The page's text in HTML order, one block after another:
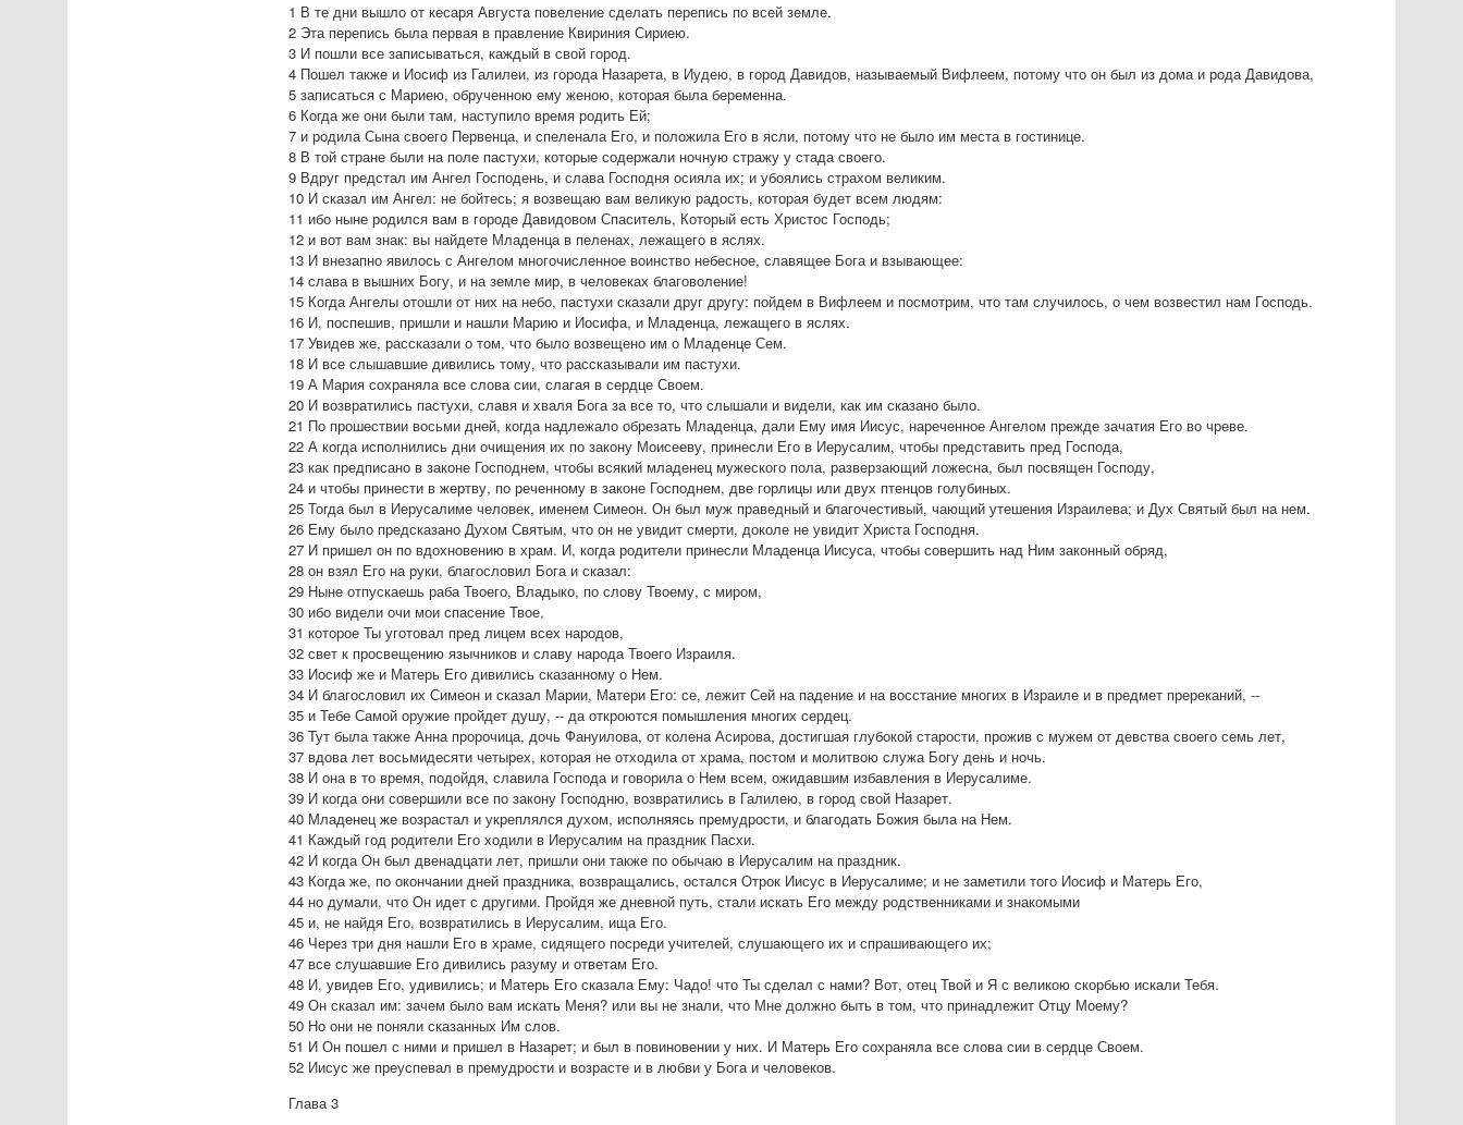
1 В те дни вышло от кесаря Августа повеление сделать перепись по всей земле.
2 Эта перепись была первая в правление Квириния Сириею.
3 И пошли все записываться, каждый в свой город.
4 Пошел также и Иосиф из Галилеи, из города Назарета, в Иудею, в город Давидов, называемый Вифлеем, потому что он был из дома и рода Давидова,
5 записаться с Мариею, обрученною ему женою, которая была беременна.
6 Когда же они были там, наступило время родить Ей;
7 и родила Сына своего Первенца, и спеленала Его, и положила Его в ясли, потому что не было им места в гостинице.
8 В той стране были на поле пастухи, которые содержали ночную стражу у стада своего.
9 Вдруг предстал им Ангел Господень, и слава Господня осияла их; и убоялись страхом великим.
10 И сказал им Ангел: не бойтесь; я возвещаю вам великую радость, которая будет всем людям:
11 ибо ныне родился вам в городе Давидовом Спаситель, Который есть Христос Господь;
12 и вот вам знак: вы найдете Младенца в пеленах, лежащего в яслях.
13 И внезапно явилось с Ангелом многочисленное воинство небесное, славящее Бога и взывающее:
14 слава в вышних Богу, и на земле мир, в человеках благоволение!
15 Когда Ангелы отошли от них на небо, пастухи сказали друг другу: пойдем в Вифлеем и посмотрим, что там случилось, о чем возвестил нам Господь.
16 И, поспешив, пришли и нашли Марию и Иосифа, и Младенца, лежащего в яслях.
17 Увидев же, рассказали о том, что было возвещено им о Младенце Сем.
18 И все слышавшие дивились тому, что рассказывали им пастухи.
19 А Мария сохраняла все слова сии, слагая в сердце Своем.
20 И возвратились пастухи, славя и хваля Бога за все то, что слышали и видели, как им сказано было.
21 По прошествии восьми дней, когда надлежало обрезать Младенца, дали Ему имя Иисус, нареченное Ангелом прежде зачатия Его во чреве.
22 А когда исполнились дни очищения их по закону Моисееву, принесли Его в Иерусалим, чтобы представить пред Господа,
23 как предписано в законе Господнем, чтобы всякий младенец мужеского пола, разверзающий ложесна, был посвящен Господу,
24 и чтобы принести в жертву, по реченному в законе Господнем, две горлицы или двух птенцов голубиных.
25 Тогда был в Иерусалиме человек, именем Симеон. Он был муж праведный и благочестивый, чающий утешения Израилева; и Дух Святый был на нем.
26 Ему было предсказано Духом Святым, что он не увидит смерти, доколе не увидит Христа Господня.
27 И пришел он по вдохновению в храм. И, когда родители принесли Младенца Иисуса, чтобы совершить над Ним законный обряд,
28 он взял Его на руки, благословил Бога и сказал:
29 Ныне отпускаешь раба Твоего, Владыко, по слову Твоему, с миром,
30 ибо видели очи мои спасение Твое,
31 которое Ты уготовал пред лицем всех народов,
32 свет к просвещению язычников и славу народа Твоего Израиля.
33 Иосиф же и Матерь Его дивились сказанному о Нем.
34 И благословил их Симеон и сказал Марии, Матери Его: се, лежит Сей на падение и на восстание многих в Израиле и в предмет пререканий, --
35 и Тебе Самой оружие пройдет душу, -- да откроются помышления многих сердец.
36 Тут была также Анна пророчица, дочь Фануилова, от колена Асирова, достигшая глубокой старости, прожив с мужем от девства своего семь лет,
37 вдова лет восьмидесяти четырех, которая не отходила от храма, постом и молитвою служа Богу день и ночь.
38 И она в то время, подойдя, славила Господа и говорила о Нем всем, ожидавшим избавления в Иерусалиме.
39 И когда они совершили все по закону Господню, возвратились в Галилею, в город свой Назарет.
40 Младенец же возрастал и укреплялся духом, исполняясь премудрости, и благодать Божия была на Нем.
41 Каждый год родители Его ходили в Иерусалим на праздник Пасхи.
42 И когда Он был двенадцати лет, пришли они также по обычаю в Иерусалим на праздник.
43 Когда же, по окончании дней праздника, возвращались, остался Отрок Иисус в Иерусалиме; и не заметили того Иосиф и Матерь Его,
44 но думали, что Он идет с другими. Пройдя же дневной путь, стали искать Его между родственниками и знакомыми
45 и, не найдя Его, возвратились в Иерусалим, ища Его.
46 Через три дня нашли Его в храме, сидящего посреди учителей, слушающего их и спрашивающего их;
47 все слушавшие Его дивились разуму и ответам Его.
48 И, увидев Его, удивились; и Матерь Его сказала Ему: Чадо! что Ты сделал с нами? Вот, отец Твой и Я с великою скорбью искали Тебя.
49 Он сказал им: зачем было вам искать Меня? или вы не знали, что Мне должно быть в том, что принадлежит Отцу Моему?
50 Но они не поняли сказанных Им слов.
51 И Он пошел с ними и пришел в Назарет; и был в повиновении у них. И Матерь Его сохраняла все слова сии в сердце Своем.
52 Иисус же преуспевал в премудрости и возрасте и в любви у Бога и человеков.
Глава 3